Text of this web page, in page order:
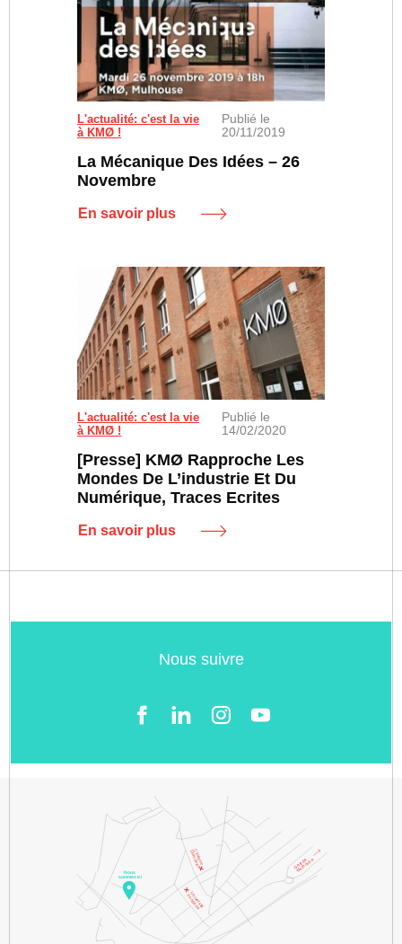
L'actualité: c'est la vie
à KMØ !
Publié le
20/11/2019
La Mécanique Des Idées – 26
Novembre
En savoir plus
L'actualité: c'est la vie
à KMØ !
Publié le
14/02/2020
[Presse] KMØ Rapproche Les
Mondes De L’industrie Et Du
Numérique, Traces Ecrites
En savoir plus
Nous suivre